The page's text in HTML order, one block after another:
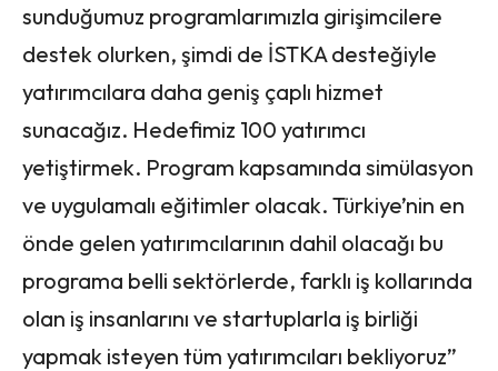
sunduğumuz programlarımızla girişimcilere
destek olurken, şimdi de İSTKA desteğiyle
yatırımcılara daha geniş çaplı hizmet
sunacağız. Hedefimiz 100 yatırımcı
yetiştirmek. Program kapsamında simülasyon
ve uygulamalı eğitimler olacak. Türkiye’nin en
önde gelen yatırımcılarının dahil olacağı bu
programa belli sektörlerde, farklı iş kollarında
olan iş insanlarını ve startuplarla iş birliği
yapmak isteyen tüm yatırımcıları bekliyoruz”